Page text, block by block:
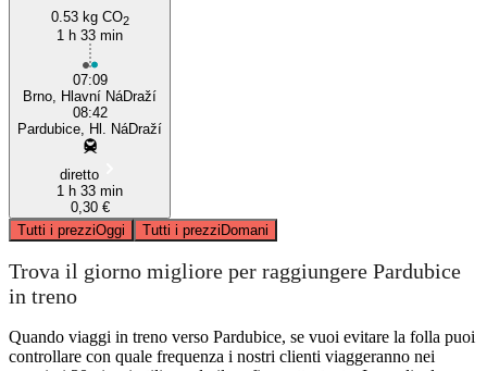
0.53 kg CO2
1 h 33 min
07:09
Brno, Hlavní NáDraží
08:42
Pardubice, Hl. NáDraží
diretto
1 h 33 min
0,30 €
Tutti i prezziOggi Tutti i prezziDomani
Trova il giorno migliore per raggiungere Pardubice
in treno
Quando viaggi in treno verso Pardubice, se vuoi evitare la folla puoi
controllare con quale frequenza i nostri clienti viaggeranno nei